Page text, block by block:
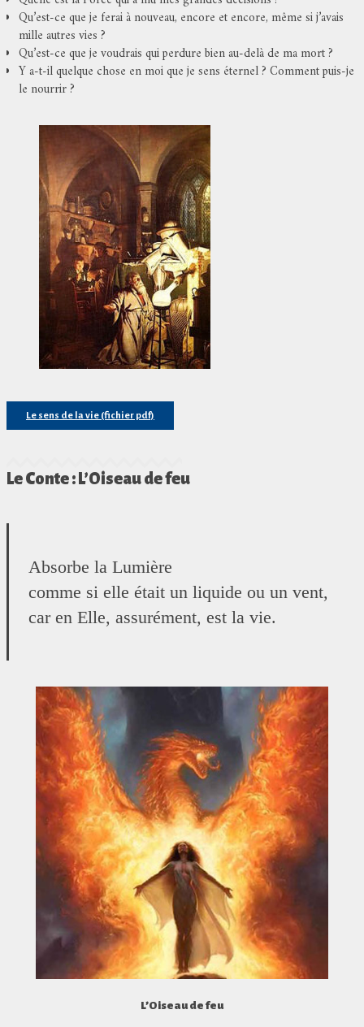
Qu’est-ce que je ferai à nouveau, encore et encore, même si j’avais
mille autres vies ?
Qu’est-ce que je voudrais qui perdure bien au-delà de ma mort ?
Y a-t-il quelque chose en moi que je sens éternel ? Comment puis-je
le nourrir ?
Le sens de la vie (fichier pdf)
Le Conte : L’Oiseau de feu
Absorbe la Lumière
comme si elle était un liquide ou un vent,
car en Elle, assurément, est la vie.
L’Oiseau de feu